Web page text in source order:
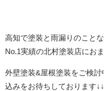
高知で塗装と雨漏りのこと
No.1実績の北村塗装店にお
外壁塗装&屋根塗装をご検
込みをお待ちしております